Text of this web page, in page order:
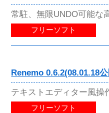
常駐、無限UNDO可能な
フリーソフト
Renemo 0.6.2(08.01.18
テキストエディター風操
フリーソフト